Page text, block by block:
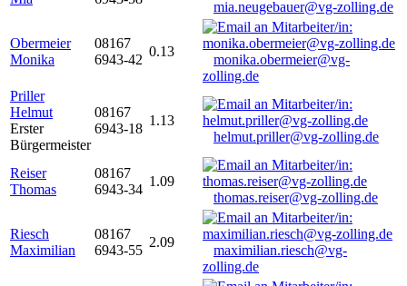
mia.neugebauer@vg-zolling.de
Obermeier
Monika
08167
6943-42
0.13
monika.obermeier@vg-
zolling.de
Priller
Helmut
Erster
Bürgermeister
08167
6943-18
1.13
helmut.priller@vg-zolling.de
Reiser
Thomas
08167
6943-34
1.09
thomas.reiser@vg-zolling.de
Riesch
Maximilian
08167
6943-55
2.09
maximilian.riesch@vg-
zolling.de